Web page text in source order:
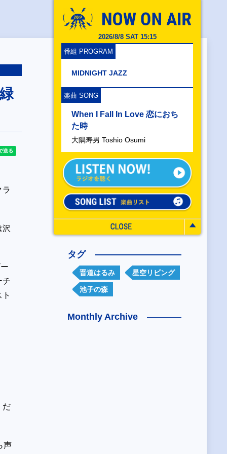
2026/8/8 SAT 15:15
番組 PROGRAM
MIDNIGHT JAZZ
楽曲 SONG
When I Fall In Love 恋におち
た時
大隅寿男 Toshio Osumi
ラ
沢
チ
だ
声
タグ
晋道はるみ 星空リビング
池子の森
Monthly Archive